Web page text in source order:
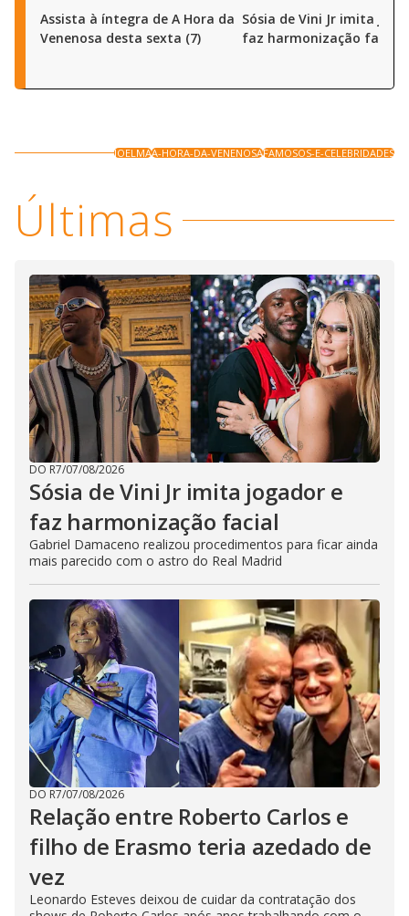
Assista à íntegra de A Hora da
Venenosa desta sexta (7)
Sósia de Vini Jr imita
faz harmonização facial
JOELMAA-HORA-DA-VENENOSAFAMOSOS-E-CELEBRIDADES
Últimas
DO R7/07/08/2026
Sósia de Vini Jr imita jogador e
faz harmonização facial
Gabriel Damaceno realizou procedimentos para ficar ainda
mais parecido com o astro do Real Madrid
DO R7/07/08/2026
Relação entre Roberto Carlos e
filho de Erasmo teria azedado de
vez
Leonardo Esteves deixou de cuidar da contratação dos